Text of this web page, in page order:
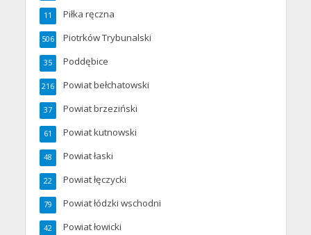
Piłka ręczna
11
Piotrków Trybunalski
506
Poddębice
35
Powiat bełchatowski
216
Powiat brzeziński
37
Powiat kutnowski
61
Powiat łaski
48
Powiat łęczycki
22
Powiat łódzki wschodni
79
Powiat łowicki
42